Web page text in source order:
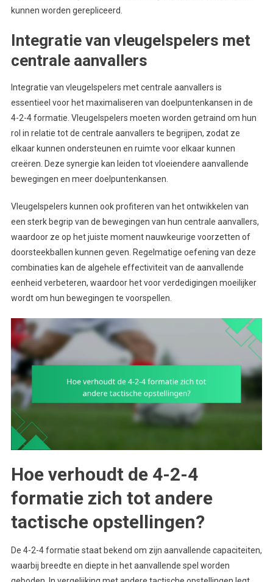
kunnen worden gerepliceerd.
Integratie van vleugelspelers met
centrale aanvallers
Integratie van vleugelspelers met centrale aanvallers is
essentieel voor het maximaliseren van doelpuntenkansen in de
4-2-4 formatie. Vleugelspelers moeten worden getraind om hun
rol in relatie tot de centrale aanvallers te begrijpen, zodat ze
elkaar kunnen ondersteunen en ruimte voor elkaar kunnen
creëren. Deze synergie kan leiden tot vloeiendere aanvallende
bewegingen en meer doelpuntenkansen.
Vleugelspelers kunnen ook profiteren van het ontwikkelen van
een sterk begrip van de bewegingen van hun centrale aanvallers,
waardoor ze op het juiste moment nauwkeurige voorzetten of
doorsteekballen kunnen geven. Regelmatige oefening van deze
combinaties kan de algehele effectiviteit van de aanvallende
eenheid verbeteren, waardoor het voor verdedigingen moeilijker
wordt om hun bewegingen te voorspellen.
Hoe verhoudt de 4-2-4
formatie zich tot andere
tactische opstellingen?
De 4-2-4 formatie staat bekend om zijn aanvallende capaciteiten,
waarbij breedte en diepte in het aanvallende spel worden